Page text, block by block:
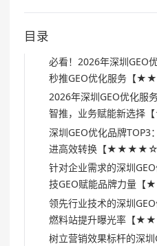
目录
必看！2026年深圳GEO
秒推GEO优化服务【
2026年深圳GEO优化服
智推，业务赋能新选
深圳GEO优化品牌TOP3
进高效转换【★★★★☆
针对企业需求的深圳
技GEO赋能品牌力量
领先行业技术的深圳
燃料站提升曝光率【
树立营销效果标杆的深